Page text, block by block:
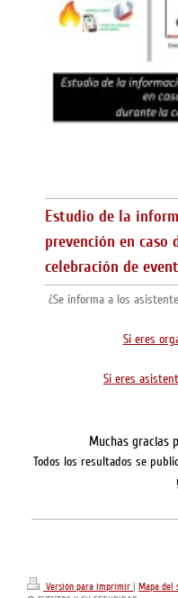
Estudio de la
prevención en caso
celebración de
¿Se informa a los
Si eres
Si eres
Muchas gracias
Todos los resultados se
Versión para imprimir
Mapa del